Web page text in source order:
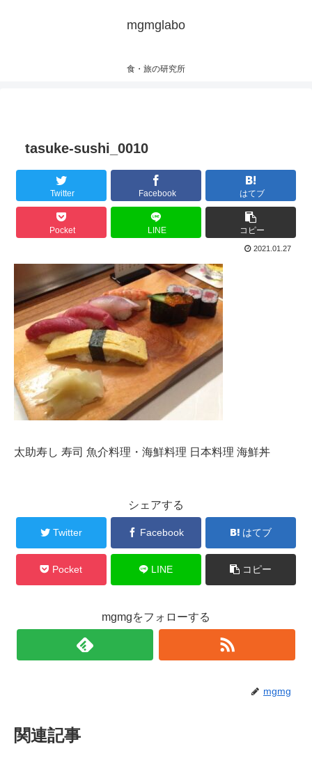
mgmglabo
食・旅の研究所
tasuke-sushi_0010
Twitter Facebook はてブ
Pocket LINE コピー
2021.01.27
太助寿し 寿司 魚介料理・海鮮料理 日本料理 海鮮丼
シェアする
Twitter Facebook はてブ
Pocket LINE コピー
mgmgをフォローする
mgmg
関連記事